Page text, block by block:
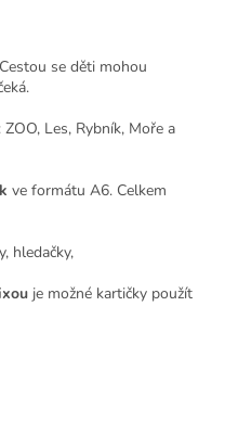
se děti mohou
Les, Rybník, Moře a
ve formátu A6. Celkem
hledačky,
je možné kartičky použít